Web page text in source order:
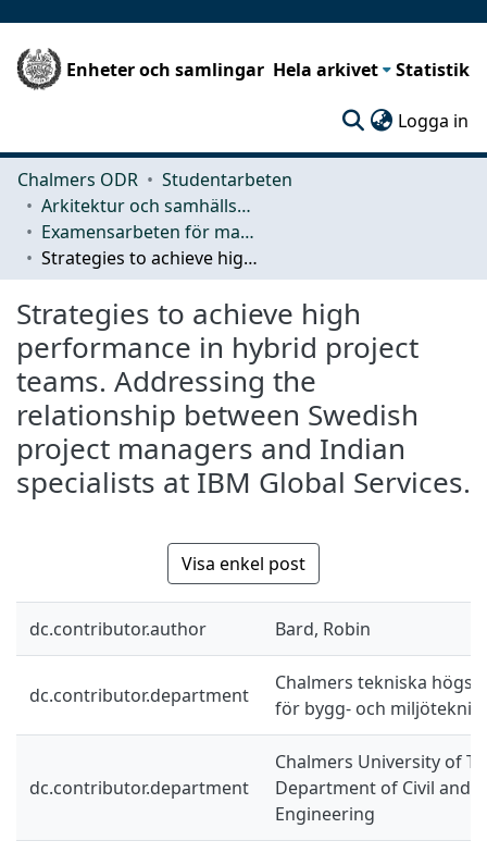
Enheter och samlingar Hela arkivet Statistik
Logga in
Chalmers ODR
Studentarbeten
Arkitektur och samhällsbyggnadsteknik (ACE)
Examensarbeten för masterexamen
Strategies to achieve high performance in hybrid project teams. Addressing the relationship between Swedish project managers and Indian specialists at IBM Global Services.
Strategies to achieve high
performance in hybrid project
teams. Addressing the
relationship between Swedish
project managers and Indian
specialists at IBM Global Services.
Visa enkel post
dc.contributor.author Bard, Robin
dc.contributor.department
Chalmers tekniska
för bygg- och miljöteknik
dc.contributor.department
Chalmers University of
Department of Civil and
Engineering